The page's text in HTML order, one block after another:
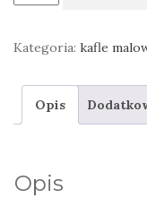
malowane
kobaltowe
Kategoria: kafle
Opis
Opis